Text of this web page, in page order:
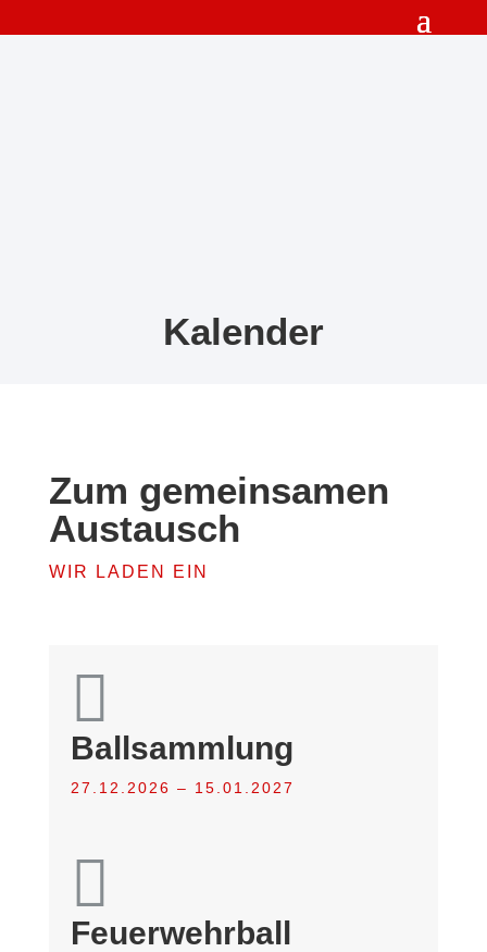
Kalender
Zum gemeinsamen
Austausch
WIR LADEN EIN

Ballsammlung
27.12.2026 – 15.01.2027

Feuerwehrball